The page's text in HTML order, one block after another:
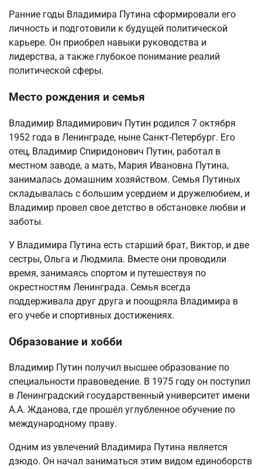
Ранние годы Владимира Путина сформировали его
личность и подготовили к будущей политической
карьере. Он приобрел навыки руководства и
лидерства, а также глубокое понимание реалий
политической сферы.
Место рождения и семья
Владимир Владимирович Путин родился 7 октября
1952 года в Ленинграде, ныне Санкт-Петербург. Его
отец, Владимир Спиридонович Путин, работал в
местном заводе, а мать, Мария Ивановна Путинa,
занималась домашним хозяйством. Семья Путиных
складывалась с большим усердием и дружелюбием, и
Владимир провел свое детство в обстановке любви и
заботы.
У Владимира Путина есть старший брат, Виктор, и две
сестры, Ольга и Людмила. Вместе они проводили
время, занимаясь спортом и путешествуя по
окрестностям Ленинграда. Семья всегда
поддерживала друг друга и поощряла Владимира в
его учебе и спортивных достижениях.
Образование и хобби
Владимир Путин получил высшее образование по
специальности правоведение. В 1975 году он поступил
в Ленинградский государственный университет имени
А.А. Жданова, где прошёл углубленное обучение по
международному праву.
Одним из увлечений Владимира Путина является
дзюдо. Он начал заниматься этим видом единоборств